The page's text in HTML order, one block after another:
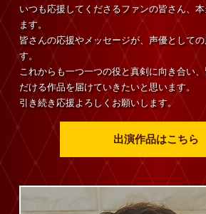
いつも応援してくださるファンの皆さん、
ます。
皆さんの応援やメッセージが、声優として
す。
これからも一つ一つの役と真剣に向き合い
だける作品を届けていきたいと思います。
引き続き応援よろしくお願いします。
出演作品はこちら